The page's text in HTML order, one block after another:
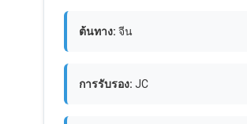
ต้นทาง: จีน
การรับรอง: JC